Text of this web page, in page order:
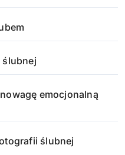
ślubnej
emocjonalną
ślubnej